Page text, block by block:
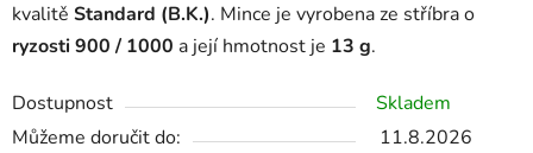
kvalitě Standard (B.K.). Mince je vyrobena ze stříbra o
ryzosti 900 / 1000 a její hmotnost je 13 g.
Dostupnost
Skladem
Můžeme doručit do:
11.8.2026